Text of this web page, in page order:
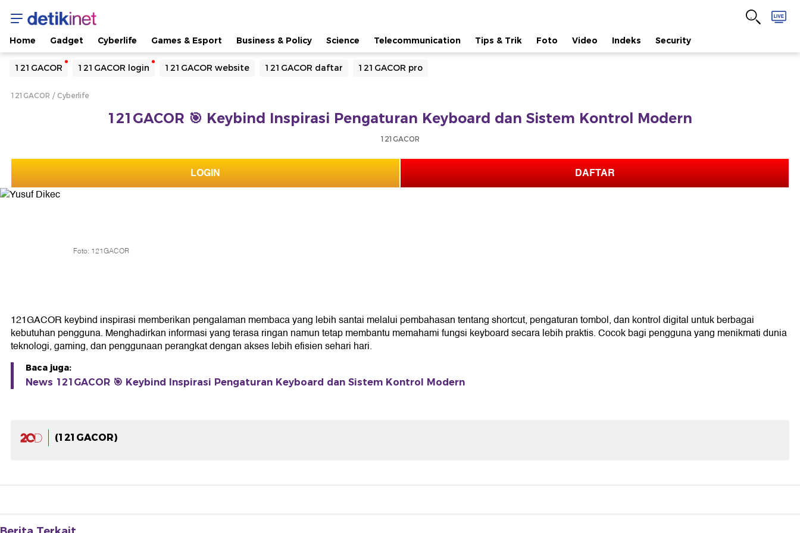
Home Gadget Cyberlife Games & Esport Business & Policy Science Telecommunication Tips & Trik Foto Video Indeks Security
121GACOR 121GACOR login 121GACOR website 121GACOR daftar 121GACOR pro
Yang sedang ramai dicari
Loading...
121GACOR Cyberlife
121GACOR 🎯 Keybind Inspirasi Pengaturan Keyboard dan Sistem Kontrol Modern
121GACOR
LOGIN DAFTAR
Foto: 121GACOR
121GACOR keybind inspirasi memberikan pengalaman membaca yang lebih santai melalui pembahasan tentang shortcut, pengaturan tombol, dan kontrol digital untuk berbagai
kebutuhan pengguna. Menghadirkan informasi yang terasa ringan namun tetap membantu memahami fungsi keyboard secara lebih praktis. Cocok bagi pengguna yang menikmati dunia
teknologi, gaming, dan penggunaan perangkat dengan akses lebih efisien sehari hari.
Baca juga:
News 121GACOR 🎯 Keybind Inspirasi Pengaturan Keyboard dan Sistem Kontrol Modern
(121GACOR)